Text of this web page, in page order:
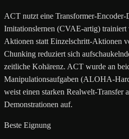
ACT nutzt eine Transformer-
Imitationslernen (CVAE-artig)
Aktionen statt Einzelschritt-Aktionen
Chunking reduziert sich
zeitliche Kohärenz. ACT wurde an
Manipulationsaufgaben (ALOHA-
weist einen starken Realwelt-Transfer
Demonstrationen auf.
Beste Eignung